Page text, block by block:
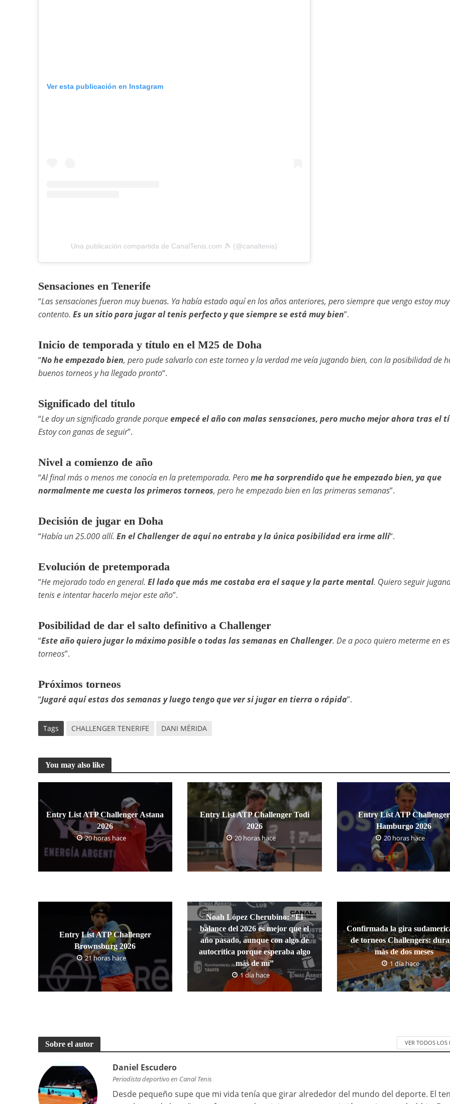
Ver esta publicación en Instagram
Una publicación compartida de CanalTenis.com 🎾 (@canaltenis)
Sensaciones en Tenerife
“Las sensaciones fueron muy buenas. Ya había estado aquí en los años anteriores, pero siempre que vengo estoy muy
contento. Es un sitio para jugar al tenis perfecto y que siempre se está muy bien”.
Inicio de temporada y título en el M25 de Doha
“No he empezado bien, pero pude salvarlo con este torneo y la verdad me veía jugando bien, con la posibilidad de
buenos torneos y ha llegado pronto“.
Significado del título
“Le doy un significado grande porqueempecé el año con malas sensaciones, pero mucho mejor ahora tras el
Estoy con ganas de seguir”.
Nivel a comienzo de año
“Al final más o menos me conocía en la pretemporada. Perome ha sorprendido que he empezado bien, ya que
normalmente me cuesta los primeros torneos, pero he empezado bien en las primeras semanas”.
Decisión de jugar en Doha
“Había un 25.000 allí. En el Challenger de aquí no entraba y la única posibilidad era irme allí“.
Evolución de pretemporada
“He mejorado todo en general. El lado que más me costaba era el saque y la parte mental. Quiero seguir
tenis e intentar hacerlo mejor este año”.
Posibilidad de dar el salto definitivo a Challenger
“Este año quiero jugar lo máximo posible o todas las semanas en Challenger. De a poco quiero meterme en
torneos”.
Próximos torneos
“Jugaré aquí estas dos semanas y luego tengo que ver si jugar en tierra o rápida”.
Tags CHALLENGER TENERIFE DANI MÉRIDA
You may also like
Entry List ATP Challenger Astana
2026
20 horas hace
Entry List ATP Challenger Todi
2026
20 horas hace
Entry List ATP Challenger
Hamburgo 2026
20 horas hace
Entry List ATP Challenger
Brownsburg 2026
21 horas hace
Noah López Cherubino: “El
balance del 2026 es mejor que el
año pasado, aunque con algo de
autocrítica porque esperaba algo
más de mí”
1 día hace
Confirmada la gira
de torneos Challengers:
más de dos meses
1 día hace
Sobre el autor VER TODOS LOS
Daniel Escudero
Periodista deportivo en Canal Tenis
Desde pequeño supe que mi vida tenía que girar alrededor del mundo del deporte. El